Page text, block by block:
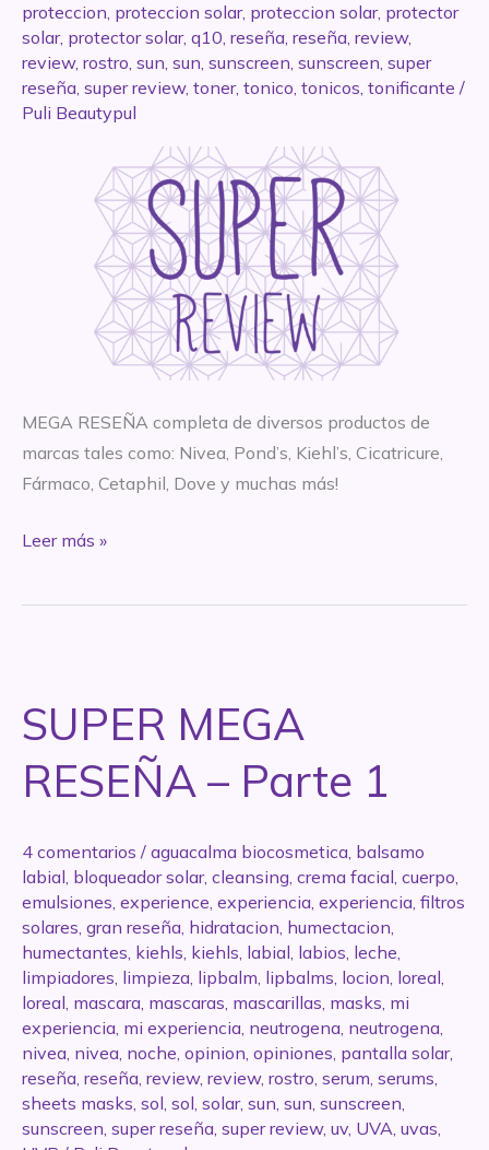
proteccion, proteccion solar, proteccion solar, protector
solar, protector solar, q10, reseña, reseña, review,
review, rostro, sun, sun, sunscreen, sunscreen, super
reseña, super review, toner, tonico, tonicos, tonificante /
Puli Beautypul
MEGA RESEÑA completa de diversos productos de
marcas tales como: Nivea, Pond’s, Kiehl’s, Cicatricure,
Fármaco, Cetaphil, Dove y muchas más!
SÚPER
RESEÑA
Leer más »
SUPER MEGA
RESEÑA – Parte 1
4 comentarios / aguacalma biocosmetica balsamo
labial bloqueador solar, cleansing crema facial cuerpo
emulsiones experience experiencia experiencia filtros
solares gran reseña hidratacion humectacion
humectantes kiehls kiehls labial labios leche
limpiadores limpieza lipbalm lipbalms locion loreal
loreal mascara mascaras mascarillas masks mi
experiencia mi experiencia neutrogena neutrogena
nivea nivea noche opinion opiniones pantalla solar,
reseña reseña review, review, rostro serum serums
sheets masks sol sol solar, sun sun sunscreen
sunscreen super reseña super review, uv UVA uvas